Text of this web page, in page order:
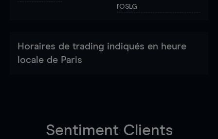
l'OSLG
Horaires de trading indiqués en heure
locale de Paris
Sentiment Clients